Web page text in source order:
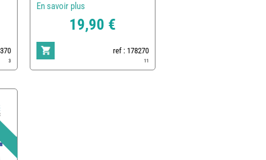
3
En savoir plus
19,90 €
ref : 178270
11